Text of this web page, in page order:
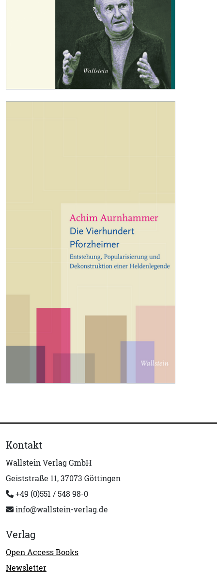
Kontakt
Wallstein Verlag GmbH
Geiststraße 11, 37073 Göttingen
+49 (0)551 / 548 98-0
info@wallstein-verlag.de
Verlag
Open Access Books
Newsletter